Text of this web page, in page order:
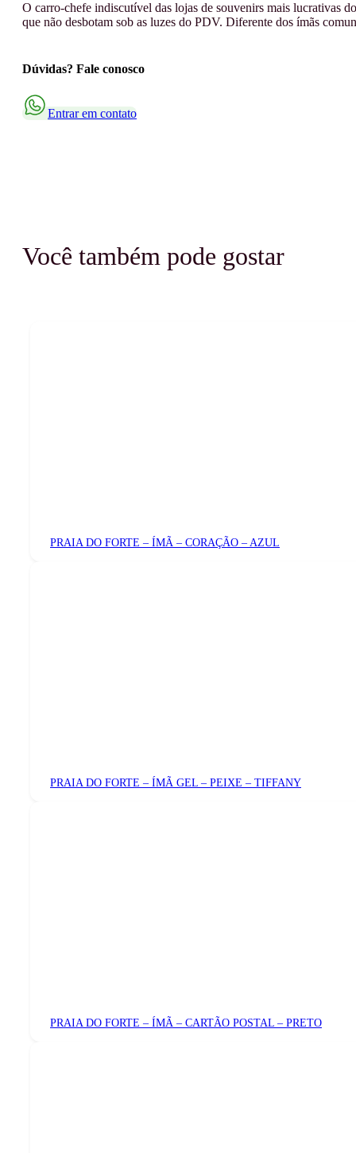
O carro-chefe indiscutível das lojas de souvenirs mais lucrativas
que não desbotam sob as luzes do PDV. Diferente dos ímãs
Dúvidas? Fale conosco
Entrar em contato
Você também pode gostar
PRAIA DO FORTE – ÍMÃ – CORAÇÃO – AZUL
PRAIA DO FORTE – ÍMÃ GEL – PEIXE – TIFFANY
PRAIA DO FORTE – ÍMÃ – CARTÃO POSTAL – PRETO